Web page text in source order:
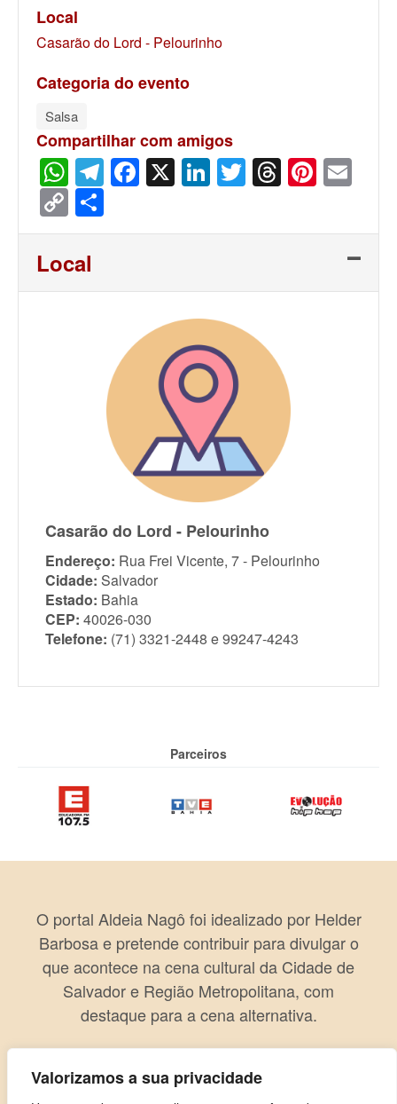
Valorizamos a sua privacidade
Local
Casarão do Lord - Pelourinho
Categoria do evento
Salsa
Compartilhar com amigos
WhatsApp
Telegram
Facebook
X LinkedIn
Twitter
Threads
Copy
Link
Local
Casarão do Lord - Pelourinho
Endereço: Rua Frei Vicente, 7 - Pelourinho
Cidade: Salvador
Estado: Bahia
CEP: 40026-030
Telefone: (71) 3321-2448 e 99247-4243
Parceiros
O portal Aldeia Nagô foi idealizado por Helder
Barbosa e pretende contribuir para divulgar o
que acontece na cena cultural da Cidade de
Salvador e Região Metropolitana, com
destaque para a cena alternativa.